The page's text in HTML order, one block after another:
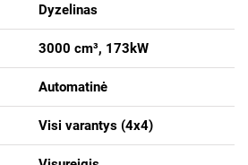
Dyzelinas
3000 cm³, 173kW
Automatinė
Visi varantys (4х4)